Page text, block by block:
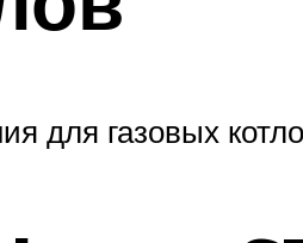
для газовых